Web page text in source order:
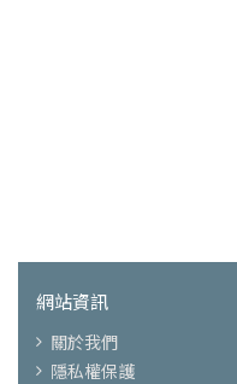
網站資訊
關於我們
隱私權保護